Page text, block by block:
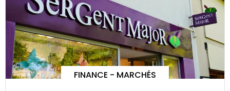
FINANCE - MARCHÉS